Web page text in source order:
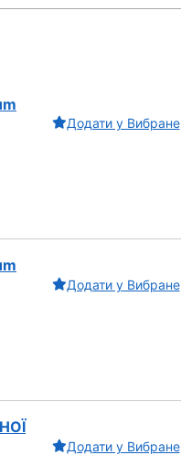
Додати у Вибране
Додати у Вибране
Додати у Вибране